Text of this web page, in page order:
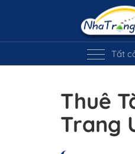
Tất
Thuê
Trang